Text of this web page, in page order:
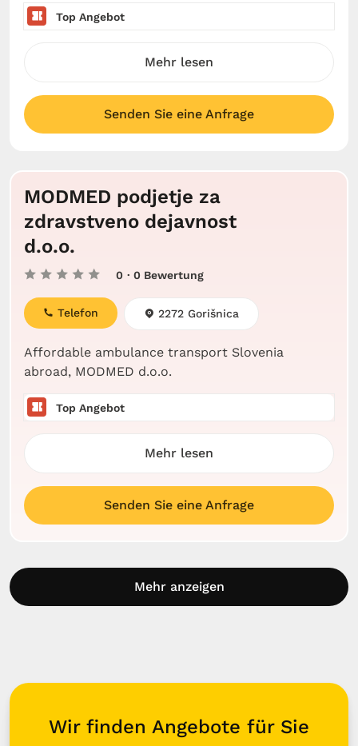
Top Angebot
Mehr lesen
Senden Sie eine Anfrage
MODMED podjetje za
zdravstveno dejavnost
d.o.o.
0 · 0 Bewertung
Affordable ambulance transport Slovenia
abroad, MODMED d.o.o.
Telefon 2272 Gorišnica
Top Angebot
Mehr lesen
Senden Sie eine Anfrage
Mehr anzeigen
Wir finden Angebote für Sie